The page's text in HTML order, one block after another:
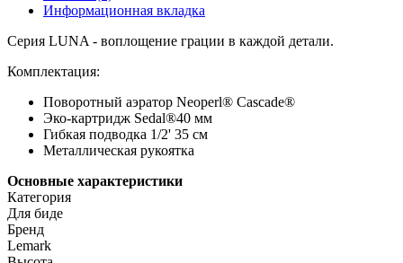
Информационная вкладка
Серия LUNA - воплощение грации в каждой детали.
Комплектация:
Поворотный аэратор Neoperl® Cascade®
Эко-картридж Sedal®40 мм
Гибкая подводка 1/2' 35 см
Металлическая рукоятка
Основные характеристики
Категория
Для биде
Бренд
Lemark